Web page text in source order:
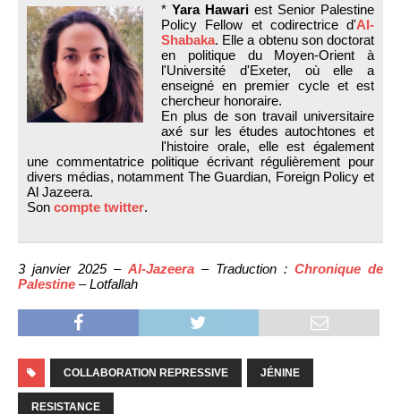
* Yara Hawari est Senior Palestine
Policy Fellow et codirectrice d'Al-
Shabaka. Elle a obtenu son doctorat
en politique du Moyen-Orient à
l'Université d'Exeter, où elle a
enseigné en premier cycle et est
chercheur honoraire.
En plus de son travail universitaire
axé sur les études autochtones et
l'histoire orale, elle est également
une commentatrice politique écrivant régulièrement pour
divers médias, notamment The Guardian, Foreign Policy et
Al Jazeera.
Son compte twitter.
3 janvier 2025 – Al-Jazeera – Traduction : Chronique de
Palestine – Lotfallah
COLLABORATION REPRESSIVE JÉNINE
RESISTANCE